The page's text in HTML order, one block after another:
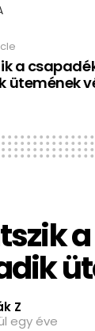
a
ütemének
Z
egy éve